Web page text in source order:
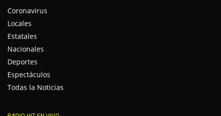
Coronavirus
Locales
Estatales
Nacionales
Deportes
Espectáculos
Todas la Noticias